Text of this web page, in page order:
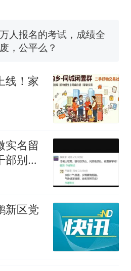
招聘，成立调查组全面
人报名的考试，成绩全
，公平么？
友：天塌了！
个在床头放菜刀的女孩，
一句“跟我回家”改写了
线！家
实名留
部别只
新区党